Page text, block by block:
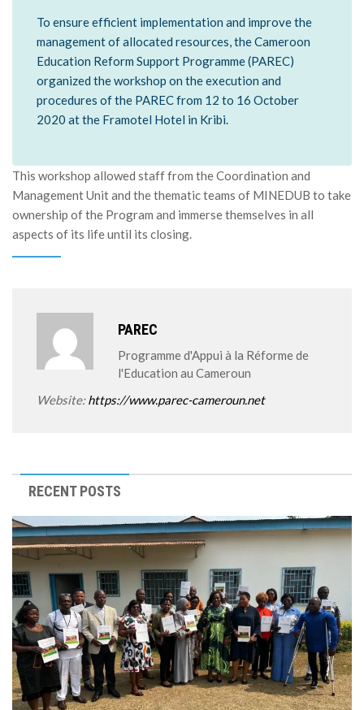
To ensure efficient implementation and improve the
management of allocated resources, the Cameroon
Education Reform Support Programme (PAREC)
organized the workshop on the execution and
procedures of the PAREC from 12 to 16 October
2020 at the Framotel Hotel in Kribi.
This workshop allowed staff from the Coordination and
Management Unit and the thematic teams of MINEDUB to take
ownership of the Program and immerse themselves in all
aspects of its life until its closing.
PAREC
Programme d'Appui à la Réforme de
l'Education au Cameroun
Website:https://www.parec-cameroun.net
RECENT POSTS